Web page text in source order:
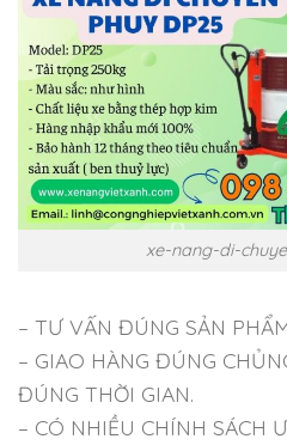
xe-nang-di-
– TƯ VẤN ĐÚNG SẢN
– GIAO HÀNG ĐÚNG
ĐÚNG THỜI GIAN.
– CÓ NHIỀU CHÍNH SÁCH